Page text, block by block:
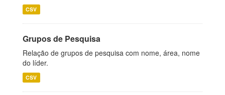
CSV
Grupos de Pesquisa
Relação de grupos de pesquisa com nome, área, nome
do líder.
CSV